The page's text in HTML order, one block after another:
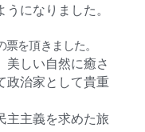
になりました。
を頂きました。
美しい自然に癒さ
政治家として貴重
主主義を求めた旅